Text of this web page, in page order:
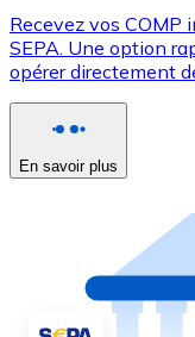
Recevez vos
SEPA. Une option
opérer directement
En savoir plus